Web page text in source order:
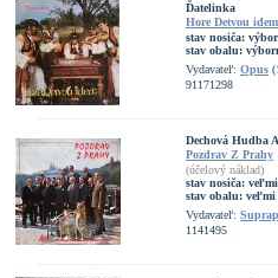
Ďatelinka
Hore Detvou idem
stav nosiča:
stav obalu:
Vydavateľ: Opus
91171298
Dechová Hudba
Pozdrav Z Prahy
(účelový náklad)
stav nosiča:
stav obalu: veľmi
Vydavateľ:
1141495